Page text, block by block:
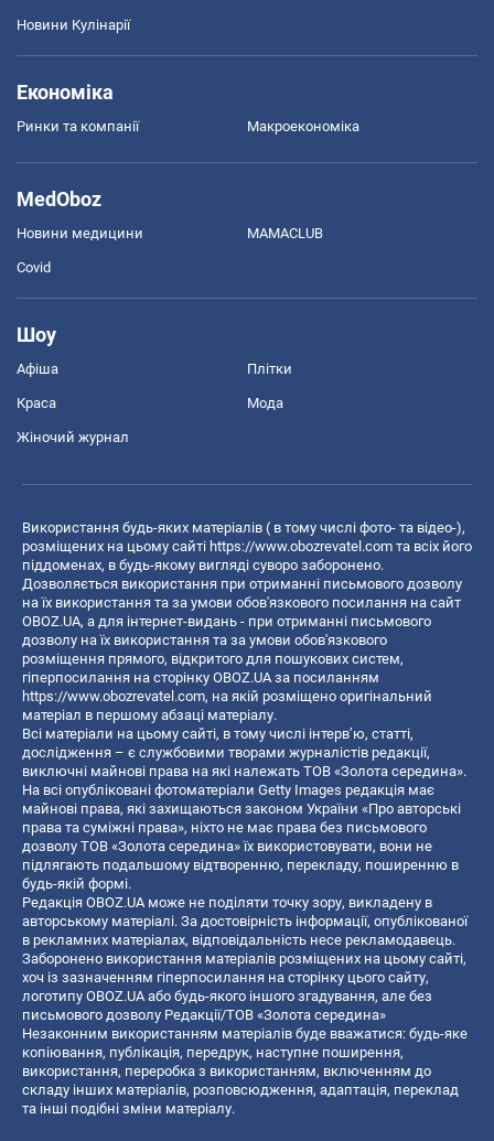
Новини Кулінарії
Економіка
Ринки та компанії Макроекономіка
MedOboz
Новини медицини MAMACLUB
Covid
Шоу
Афіша Плітки
Краса Мода
Жіночий журнал
Використання будь-яких матеріалів ( в тому числі фото- та відео-),
розміщених на цьому сайті https://www.obozrevatel.com та всіх його
піддоменах, в будь-якому вигляді суворо заборонено.
Дозволяється використання при отриманні письмового дозволу
на їх використання та за умови обов'язкового посилання на сайт
OBOZ.UA, а для інтернет-видань - при отриманні письмового
дозволу на їх використання та за умови обов'язкового
розміщення прямого, відкритого для пошукових систем,
гіперпосилання на сторінку OBOZ.UA за посиланням
https://www.obozrevatel.com, на якій розміщено оригінальний
матеріал в першому абзаці матеріалу.
Всі матеріали на цьому сайті, в тому числі інтерв’ю, статті,
дослідження – є службовими творами журналістів редакції,
виключні майнові права на які належать ТОВ «Золота середина».
На всі опубліковані фотоматеріали Getty Images редакція має
майнові права, які захищаються законом України «Про авторські
права та суміжні права», ніхто не має права без письмового
дозволу ТОВ «Золота середина» їх використовувати, вони не
підлягають подальшому відтворенню, перекладу, поширенню в
будь-якій формі.
Редакція OBOZ.UA може не поділяти точку зору, викладену в
авторському матеріалі. За достовірність інформації, опублікованої
в рекламних матеріалах, відповідальність несе рекламодавець.
Заборонено використання матеріалів розміщених на цьому сайті,
хоч із зазначенням гіперпосилання на сторінку цього сайту,
логотипу OBOZ.UA або будь-якого іншого згадування, але без
письмового дозволу Редакції/ТОВ «Золота середина»
Незаконним використанням матеріалів буде вважатися: будь-яке
копiювання, публiкацiя, передрук, наступне поширення,
використання, переробка з використанням, включенням до
складу інших матеріалів, розповсюдження, адаптація, переклад
та інші подібні зміни матеріалу.